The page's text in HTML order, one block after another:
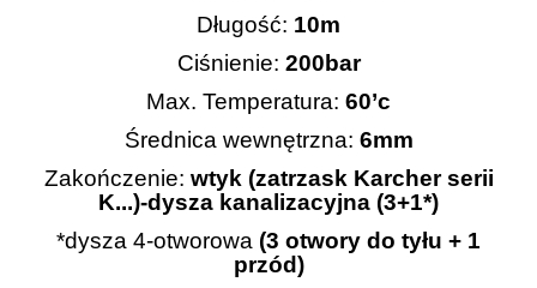
Długość: 10m
Ciśnienie: 200bar
Max. Temperatura: 60’c
Średnica wewnętrzna: 6mm
Zakończenie: wtyk (zatrzask Karcher serii
K...)-dysza kanalizacyjna (3+1*)
*dysza 4-otworowa (3 otwory do tyłu + 1
przód)